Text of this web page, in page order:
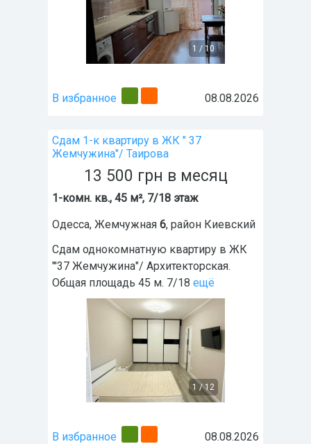
1 / 10
В избранное 08.08.2026
Сдам 1-к квартиру в ЖК " 37
Жемчужина"/ Таирова
13 500 грн в месяц
1-комн. кв., 45 м², 7/18 этаж
Одесса, Жемчужная 6, район Киевский
Сдам однокомнатную квартиру в ЖК
"'37 Жемчужина"/ Архитекторская.
Общая площадь 45 м. 7/18 ещё
1 /12
В избранное 08.08.2026